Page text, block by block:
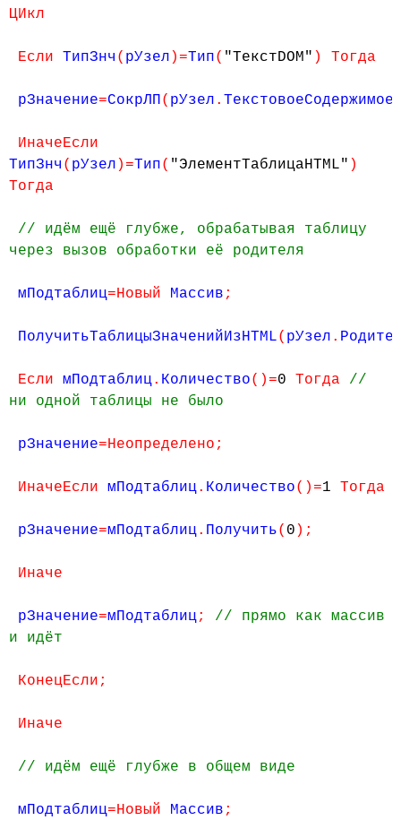
ЦИкл
Если ТипЗнч ( рУзел )=Тип( "ТекстDOM" ) Тогда
рЗначение=СокрЛП( рУзел . ТекстовоеСодержимое
ИначеЕсли
ТипЗнч ( рУзел )=Тип( "ЭлементТаблицаHTML" )
Тогда
// идём ещё глубже, обрабатывая таблицу
через вызов обработки её родителя
мПодтаблиц=Новый Массив ;
ПолучитьТаблицыЗначенийИзHTML( рУзел .
Если мПодтаблиц. Количество()=0 Тогда //
ни одной таблицы не было
рЗначение=Неопределено;
ИначеЕсли мПодтаблиц. Количество()=1 Тогда
рЗначение=мПодтаблиц. Получить( 0 );
Иначе
рЗначение=мПодтаблиц; // прямо как массив
и идёт
КонецЕсли;
Иначе
// идём ещё глубже в общем виде
мПодтаблиц=Новый Массив ;